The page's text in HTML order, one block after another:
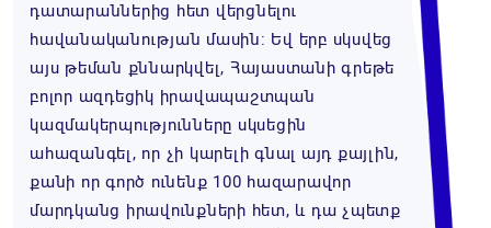
դատարաններից հետ վերցնելու
հավանականության մասին: Եվ երբ սկսվեց
այս թեման քննարկվել, Հայաստանի գրեթե
բոլոր ազդեցիկ իրավապաշտպան
կազմակերպությունները սկսեցին
ահազանգել, որ չի կարելի գնալ այդ քայլին,
քանի որ գործ ունենք 100 հազարավոր
մարդկանց իրավունքների հետ, և դա չպետք